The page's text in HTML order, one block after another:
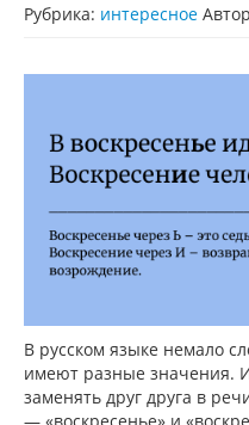
Рубрика: интересное
В русском языке немало
имеют разные значения.
заменять друг друга в